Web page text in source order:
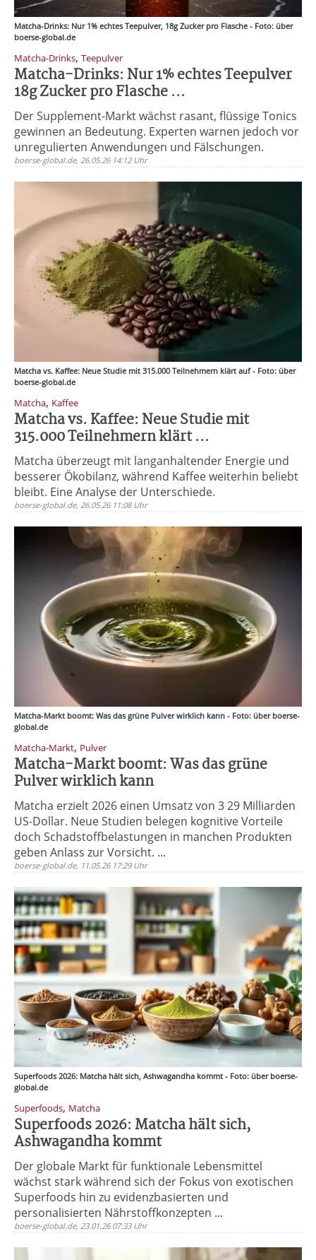
Matcha-Drinks: Nur 1% echtes Teepulver, 18g Zucker pro Flasche - Foto: über
boerse-global.de
Matcha-Drinks, Teepulver
Matcha-Drinks: Nur 1% echtes Teepulver
18g Zucker pro Flasche ...
Der Supplement-Markt wächst rasant, flüssige Tonics
gewinnen an Bedeutung. Experten warnen jedoch vor
unregulierten Anwendungen und Fälschungen.
boerse-global.de, 26.05.26 14:12 Uhr
Matcha vs. Kaffee: Neue Studie mit 315.000 Teilnehmern klärt auf - Foto: über
boerse-global.de
Matcha, Kaffee
Matcha vs. Kaffee: Neue Studie mit
315.000 Teilnehmern klärt ...
Matcha überzeugt mit langanhaltender Energie und
besserer Ökobilanz, während Kaffee weiterhin beliebt
bleibt. Eine Analyse der Unterschiede.
boerse-global.de, 26.05.26 11:08 Uhr
Matcha-Markt boomt: Was das grüne Pulver wirklich kann - Foto: über boerse-
global.de
Matcha-Markt, Pulver
Matcha-Markt boomt: Was das grüne
Pulver wirklich kann
Matcha erzielt 2026 einen Umsatz von 3 29 Milliarden
US-Dollar. Neue Studien belegen kognitive Vorteile
doch Schadstoffbelastungen in manchen Produkten
geben Anlass zur Vorsicht. ...
boerse-global.de, 11.05.26 17:29 Uhr
Superfoods 2026: Matcha hält sich, Ashwagandha kommt - Foto: über boerse-
global.de
Superfoods, Matcha
Superfoods 2026: Matcha hält sich,
Ashwagandha kommt
Der globale Markt für funktionale Lebensmittel
wächst stark während sich der Fokus von exotischen
Superfoods hin zu evidenzbasierten und
personalisierten Nährstoffkonzepten ...
boerse-global.de, 23.01.26 07:33 Uhr